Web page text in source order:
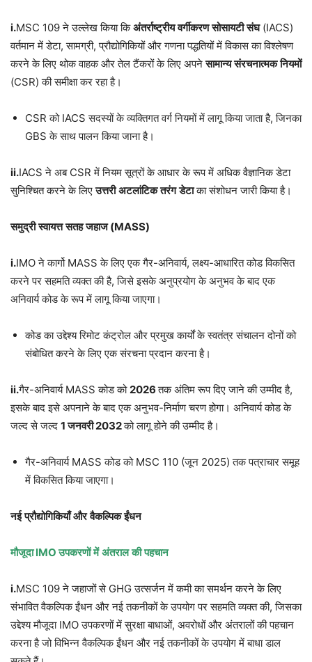
i.MSC 109 ने उल्लेख किया किअंतर्राष्ट्रीय वर्गीकरण सोसायटी संघ(IACS)
वर्तमान में डेटा, सामग्री, प्रौद्योगिकियों और गणना पद्धतियों में विकास का विश्लेषण
करने के लिए थोक वाहक और तेल टैंकरों के लिए अपनेसामान्य संरचनात्मक नियमों
(CSR) की समीक्षा कर रहा है।
CSR को IACS सदस्यों के व्यक्तिगत वर्ग नियमों में लागू किया जाता है, जिनका
GBS के साथ पालन किया जाना है।
ii.IACS ने अब CSR में नियम सूत्रों के आधार के रूप में अधिक वैज्ञानिक डेटा
सुनिश्चित करने के लिएउत्तरी अटलांटिक तरंग डेटाका संशोधन जारी किया है।
समुद्री स्वायत्त सतह जहाज(MASS)
i.IMO ने कार्गो MASS के लिए एक गैर-अनिवार्य, लक्ष्य-आधारित कोड विकसित
करने पर सहमति व्यक्त की है, जिसे इसके अनुप्रयोग के अनुभव के बाद एक
अनिवार्य कोड के रूप में लागू किया जाएगा।
कोड का उद्देश्य रिमोट कंट्रोल और प्रमुख कार्यों के स्वतंत्र संचालन दोनों को
संबोधित करने के लिए एक संरचना प्रदान करना है।
ii.गैर-अनिवार्य MASS कोड को2026तक अंतिम रूप दिए जाने की उम्मीद है,
इसके बाद इसे अपनाने के बाद एक अनुभव-निर्माण चरण होगा। अनिवार्य कोड के
जल्द से जल्द 1जनवरी2032को लागू होने की उम्मीद है।
गैर-अनिवार्य MASS कोड को MSC 110 (जून 2025) तक पत्राचार समूह
में विकसित किया जाएगा।
नई प्रौद्योगिकियाँ और वैकल्पिक ईंधन
मौजूदाIMOउपकरणों में अंतराल की पहचान
i.MSC 109 ने जहाजों से GHG उत्सर्जन में कमी का समर्थन करने के लिए
संभावित वैकल्पिक ईंधन और नई तकनीकों के उपयोग पर सहमति व्यक्त की, जिसका
उद्देश्य मौजूदा IMO उपकरणों में सुरक्षा बाधाओं, अवरोधों और अंतरालों की पहचान
करना है जो विभिन्न वैकल्पिक ईंधन और नई तकनीकों के उपयोग में बाधा डाल